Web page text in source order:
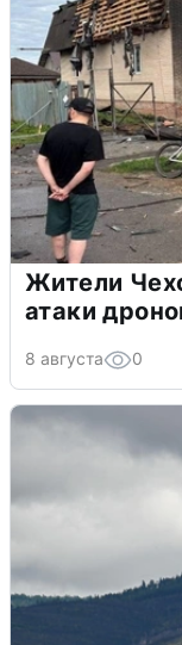
Жители
атаки
8 августа 0